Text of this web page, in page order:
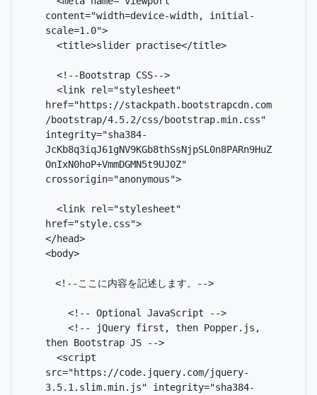
content="width=device-width, initial-
scale=1.0">
href="https://stackpath.bootstrapcdn.com
/bootstrap/4.5.2/css/bootstrap.min.css"
integrity="sha384-
JcKb8q3iqJ61gNV9KGb8thSsNjpSL0n8PARn9HuZ
OnIxN0hoP+VmmDGMN5t9UJ0Z"
crossorigin="anonymous">
href="style.css">
</head>
<body>
<!--ここに内容を記述します。-->
then Bootstrap JS -->
src="https://code.jquery.com/jquery-
3.5.1.slim.min.js" integrity="sha384-